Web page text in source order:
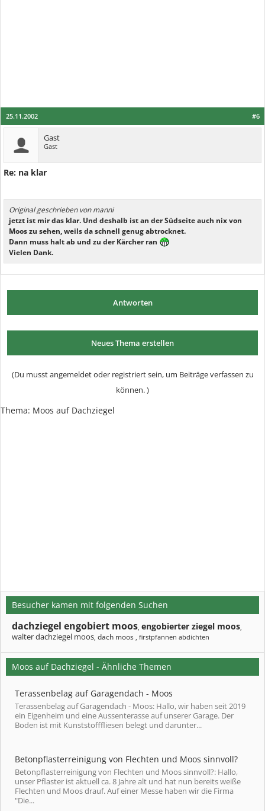
#6
25.11.2002
Gast
Gast
Re: na klar
Original geschrieben von manni
jetzt ist mir das klar. Und deshalb ist an der Südseite auch nix von
Moos zu sehen, weils da schnell genug abtrocknet.
Dann muss halt ab und zu der Kärcher ran
Vielen Dank.
Antworten
Neues Thema erstellen
(Du musst angemeldet oder registriert sein, um Beiträge verfassen zu
können. )
Thema: Moos auf Dachziegel
Besucher kamen mit folgenden Suchen
dachziegel engobiert moos, engobierter ziegel moos,
walter dachziegel moos, dach moos , firstpfannen abdichten
Moos auf Dachziegel - Ähnliche Themen
Terassenbelag auf Garagendach - Moos
Terassenbelag auf Garagendach - Moos: Hallo, wir haben seit 2019
ein Eigenheim und eine Aussenterasse auf unserer Garage. Der
Boden ist mit Kunststofffliesen belegt und darunter...
Betonpflasterreinigung von Flechten und Moos sinnvoll?
Betonpflasterreinigung von Flechten und Moos sinnvoll?: Hallo,
unser Pflaster ist aktuell ca. 8 Jahre alt und hat nun bereits weiße
Flechten und Moos drauf. Auf einer Messe haben wir die Firma
"Die...